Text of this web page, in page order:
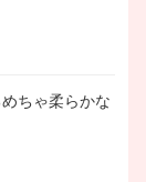
ちゃ柔らかな